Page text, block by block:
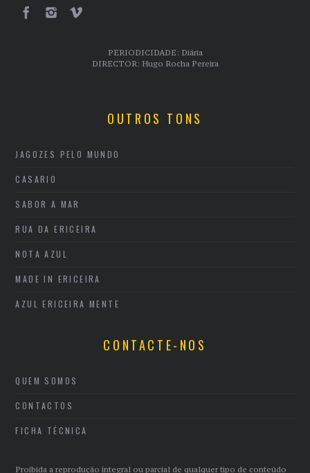
PERIODICIDADE: Diária
DIRECTOR: Hugo Rocha Pereira
OUTROS TONS
JAGOZES PELO MUNDO
CASARIO
SABOR A MAR
RUA DA ERICEIRA
NOTA AZUL
MADE IN ERICEIRA
AZUL ERICEIRA MENTE
CONTACTE-NOS
QUEM SOMOS
CONTACTOS
FICHA TÉCNICA
Proibida a reprodução integral ou parcial de qualquer tipo de conteúdo